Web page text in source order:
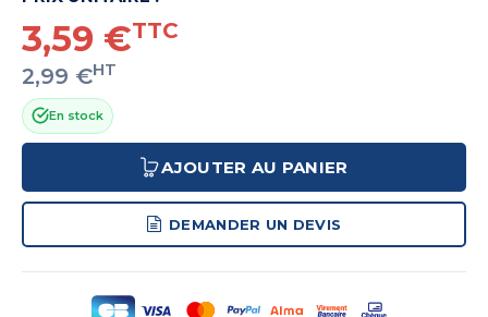
3,59 €TTC
2,99 €HT
En stock
AJOUTER AU PANIER
DEMANDER UN DEVIS